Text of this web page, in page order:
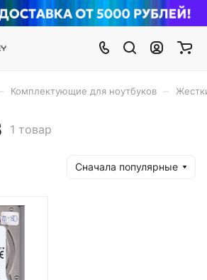
Комплектующие для ноутбуков
1 товар
Сначала популярные